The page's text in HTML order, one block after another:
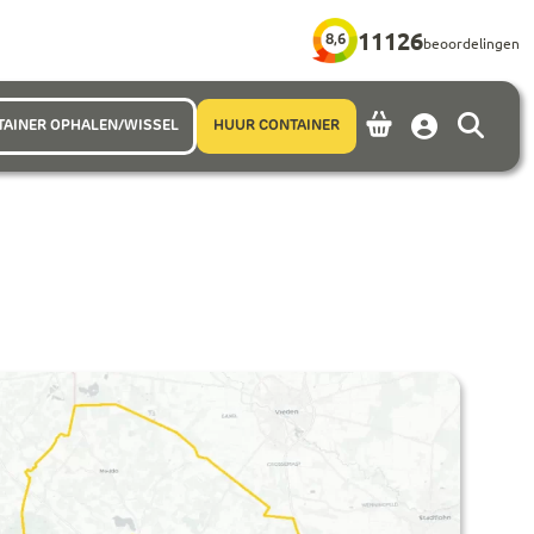
8,6 11126beoordelingen
OPHALEN/WISSEL HUUR CONTAINER Account